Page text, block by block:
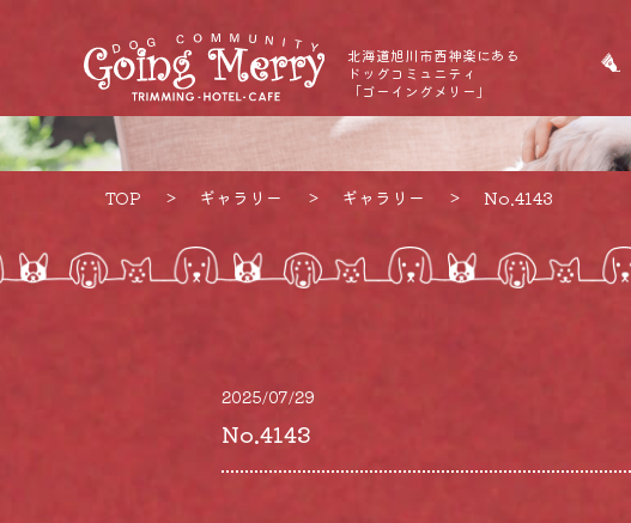
北海道旭川市西神楽にある
ドッグコミュニティ
「ゴーイングメリー」
TOP ギャラリー ギャラリー No.4143
2025/07/29
No.4143